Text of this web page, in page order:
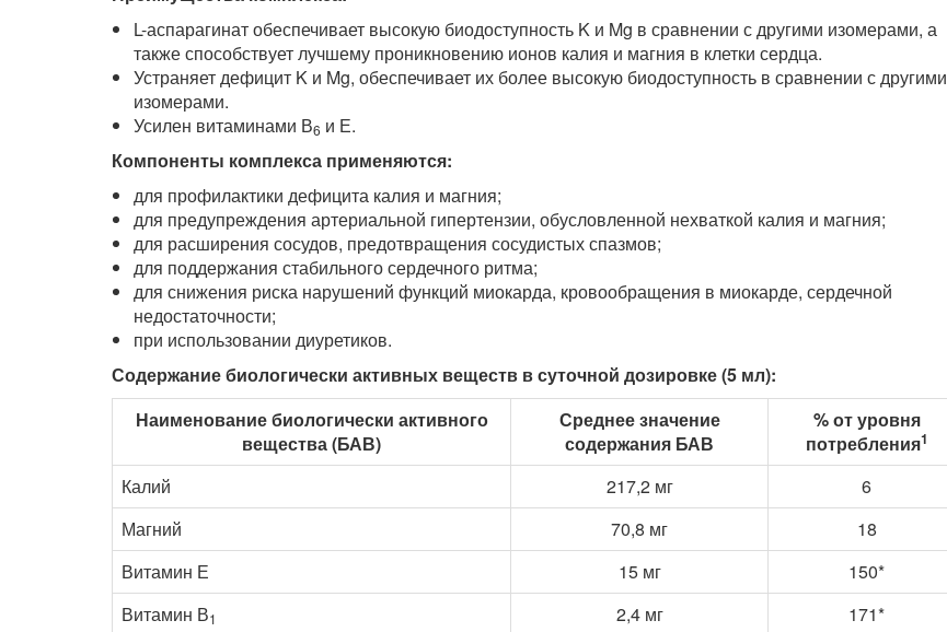
L-аспарагинат обеспечивает высокую биодоступность K и Mg в сравнении с другими изомерами, а
также способствует лучшему проникновению ионов калия и магния в клетки сердца.
Устраняет дефицит K и Mg, обеспечивает их более высокую биодоступность в сравнении с другими
изомерами.
Усилен витаминами В6 и Е.
Компоненты комплекса применяются:
для профилактики дефицита калия и магния;
для предупреждения артериальной гипертензии, обусловленной нехваткой калия и магния;
для расширения сосудов, предотвращения сосудистых спазмов;
для поддержания стабильного сердечного ритма;
для снижения риска нарушений функций миокарда, кровообращения в миокарде, сердечной
недостаточности;
при использовании диуретиков.
Содержание биологически активных веществ в суточной дозировке (5 мл):
Наименование биологически активного
вещества (БАВ)
Среднее значение
содержания БАВ
% от уровня
потребления1
Калий 217,2 мг
6
Магний
70,8 мг
18
Витамин Е
15 мг
150*
Витамин В1 2,4 мг 171*